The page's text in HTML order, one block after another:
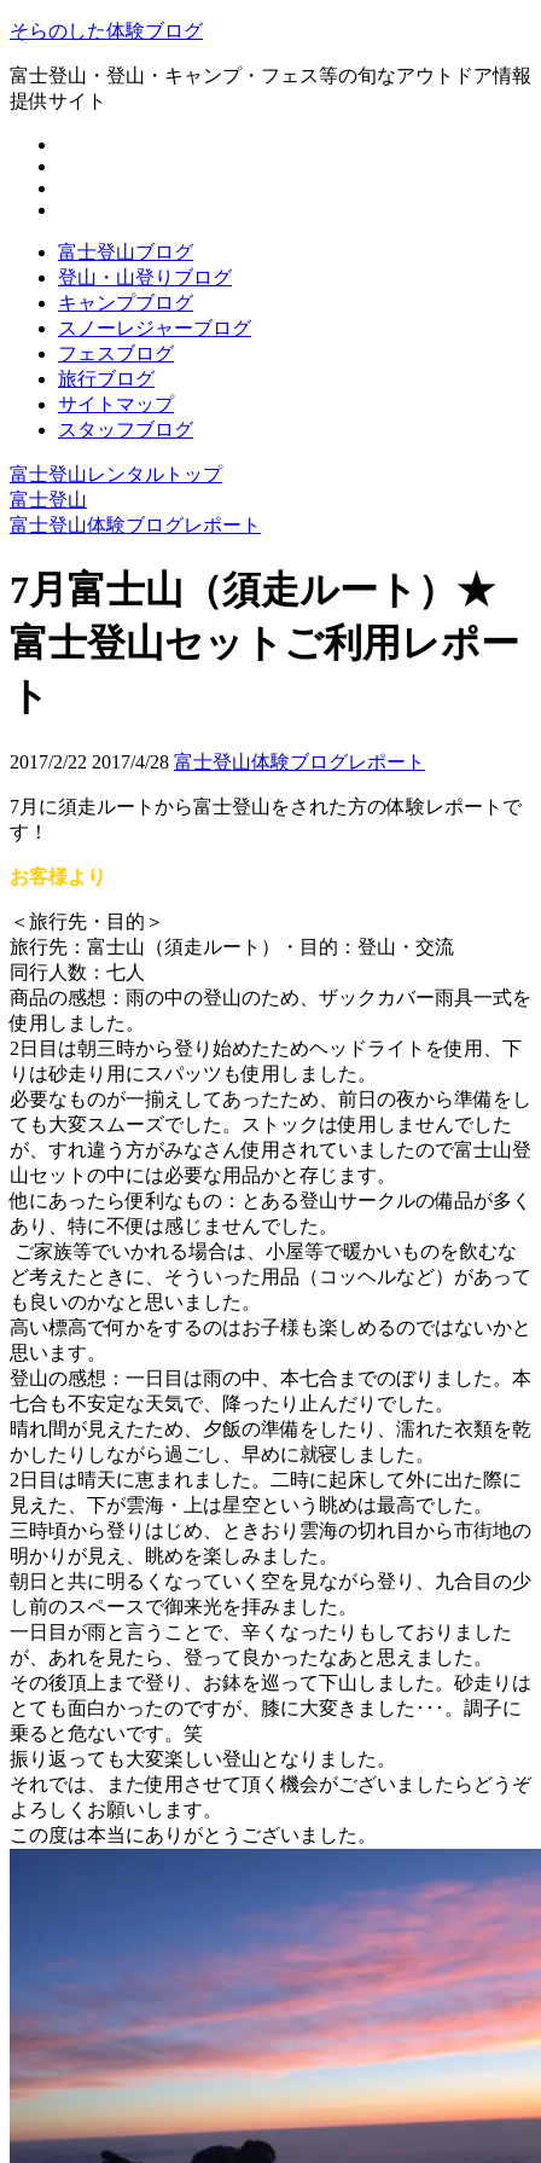
そらのした体験ブログ
富士登山・登山・キャンプ・フェス等の旬なアウトドア情報
提供サイト
富士登山ブログ
登山・山登りブログ
キャンプブログ
スノーレジャーブログ
フェスブログ
旅行ブログ
サイトマップ
スタッフブログ
富士登山レンタルトップ
富士登山
富士登山体験ブログレポート
7月富士山（須走ルート）★
富士登山セットご利用レポー
ト
2017/2/22 2017/4/28 富士登山体験ブログレポート
7月に須走ルートから富士登山をされた方の体験レポートで
す！
お客様より
＜旅行先・目的＞
旅行先：富士山（須走ルート）・目的：登山・交流
同行人数：七人
商品の感想：雨の中の登山のため、ザックカバー雨具一式を
使用しました。
2日目は朝三時から登り始めたためヘッドライトを使用、下
りは砂走り用にスパッツも使用しました。
必要なものが一揃えしてあったため、前日の夜から準備をし
ても大変スムーズでした。ストックは使用しませんでした
が、すれ違う方がみなさん使用されていましたので富士山登
山セットの中には必要な用品かと存じます。
他にあったら便利なもの：とある登山サークルの備品が多く
あり、特に不便は感じませんでした。
ご家族等でいかれる場合は、小屋等で暖かいものを飲むな
ど考えたときに、そういった用品（コッヘルなど）があって
も良いのかなと思いました。
高い標高で何かをするのはお子様も楽しめるのではないかと
思います。
登山の感想：一日目は雨の中、本七合までのぼりました。本
七合も不安定な天気で、降ったり止んだりでした。
晴れ間が見えたため、夕飯の準備をしたり、濡れた衣類を乾
かしたりしながら過ごし、早めに就寝しました。
2日目は晴天に恵まれました。二時に起床して外に出た際に
見えた、下が雲海・上は星空という眺めは最高でした。
三時頃から登りはじめ、ときおり雲海の切れ目から市街地の
明かりが見え、眺めを楽しみました。
朝日と共に明るくなっていく空を見ながら登り、九合目の少
し前のスペースで御来光を拝みました。
一日目が雨と言うことで、辛くなったりもしておりました
が、あれを見たら、登って良かったなあと思えました。
その後頂上まで登り、お鉢を巡って下山しました。砂走りは
とても面白かったのですが、膝に大変きました･･･。調子に
乗ると危ないです。笑
振り返っても大変楽しい登山となりました。
それでは、また使用させて頂く機会がございましたらどうぞ
よろしくお願いします。
この度は本当にありがとうございました。